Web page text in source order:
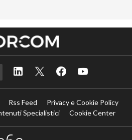
Rss Feed
Privacy e Cookie Policy
Specialistici
Cookie Center